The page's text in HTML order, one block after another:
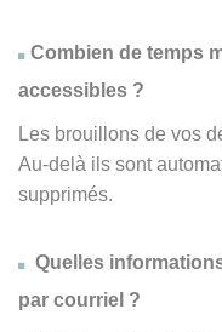
Combien de temps
accessibles ?
Les brouillons de vos
Au-delà ils sont
supprimés.
Quelles
par courriel ?